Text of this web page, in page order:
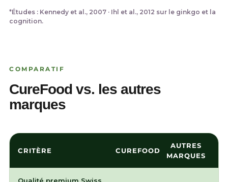
*Études : Kennedy et al., 2007 · Ihl et al., 2012 sur le ginkgo et la
cognition.
COMPARATIF
CureFood vs. les autres
marques
CRITÈRE CUREFOOD
AUTRES
MARQUES
Qualité premium Swiss